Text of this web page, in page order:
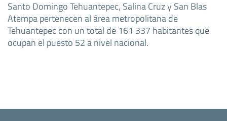
Santo Domingo Tehuantepec, Salina Cruz y San Blas
Atempa pertenecen al área metropolitana de
Tehuantepec con un total de 161 337 habitantes que
ocupan el puesto 52 a nivel nacional.